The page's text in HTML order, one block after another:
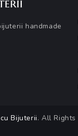
handmade
Bijuterii. All Rights